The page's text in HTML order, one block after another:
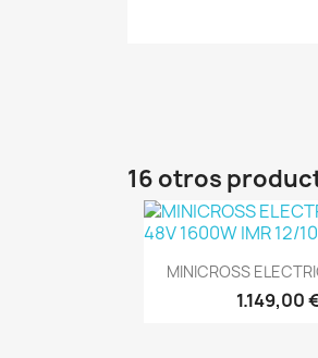
16 otros
Vista
MINICROSS
1.149,00